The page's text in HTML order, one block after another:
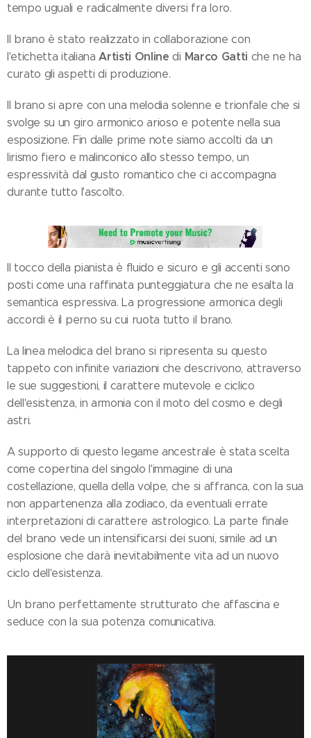
tempo uguali e radicalmente diversi fra loro.
Il brano è stato realizzato in collaborazione con
l'etichetta italiana Artisti Online di Marco Gatti che ne ha
curato gli aspetti di produzione.
Il brano si apre con una melodia solenne e trionfale che si
svolge su un giro armonico arioso e potente nella sua
esposizione. Fin dalle prime note siamo accolti da un
lirismo fiero e malinconico allo stesso tempo, un
espressività dal gusto romantico che ci accompagna
durante tutto l'ascolto.
Il tocco della pianista è fluido e sicuro e gli accenti sono
posti come una raffinata punteggiatura che ne esalta la
semantica espressiva. La progressione armonica degli
accordi è il perno su cui ruota tutto il brano.
La linea melodica del brano si ripresenta su questo
tappeto con infinite variazioni che descrivono, attraverso
le sue suggestioni, il carattere mutevole e ciclico
dell'esistenza, in armonia con il moto del cosmo e degli
astri.
A supporto di questo legame ancestrale è stata scelta
come copertina del singolo l'immagine di una
costellazione, quella della volpe, che si affranca, con la sua
non appartenenza alla zodiaco, da eventuali errate
interpretazioni di carattere astrologico. La parte finale
del brano vede un intensificarsi dei suoni, simile ad un
esplosione che darà inevitabilmente vita ad un nuovo
ciclo dell'esistenza.
Un brano perfettamente strutturato che affascina e
seduce con la sua potenza comunicativa.